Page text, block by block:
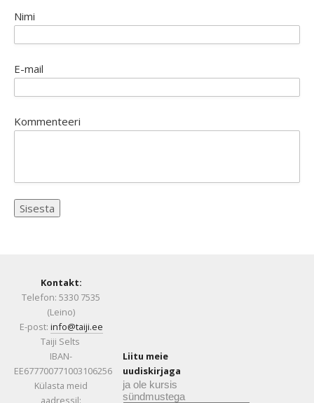
Nimi
E-mail
Kommenteeri
Kontakt:
Telefon: 5330 7535
(Leino)
E-post: info@taiji.ee
Taiji Selts
IBAN-
EE677700771003106256
Külasta meid
aadressil:
Liitu meie
uudiskirjaga
ja ole kursis
sündmustega